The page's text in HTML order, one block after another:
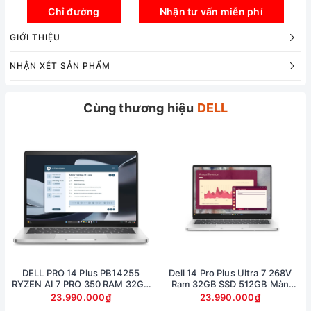
Hiệu năng mạnh mẽ
Dell Gaming G15 5530 được trang bị cấu hình mạnh
mẽ giúp cho các game thủ chiến game mượt mà. Dell
Gaming G15 5530 sở hữu cấu hình cực khỏe với chip
Intel® Core™ i5-13450HX mới 2023 có 10 nhân 16
cùng bộ nhớ đệm 20MB Cache giúp máy có thể thực
hiện được nhiều tác vụ đồng thời hơn, tiết kiệm thời
Chỉ đường Nhận tư vấn miễn phí
GIỚI THIỆU
NHẬN XÉT SẢN PHẨM
Cùng thương hiệu DELL
DELL PRO 14 Plus PB14255
RYZEN AI 7 PRO 350 RAM 32GB
SSD 512GB AMD RADEON 860M
GRAPHICS MÀN 14inch FullHD+
23.990.000₫
Dell 14 Pro Plus Ultra 7 268V
Ram 32GB SSD 512GB Màn
14inch FullHD Touch
23.990.000₫